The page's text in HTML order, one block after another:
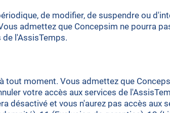
de modifier, de suspendre ou
admettez que Concepsim ne pourra
l'AssisTemps.
tout moment. Vous admettez que
votre accès aux services de
désactivé et vous n'aurez pas accès aux